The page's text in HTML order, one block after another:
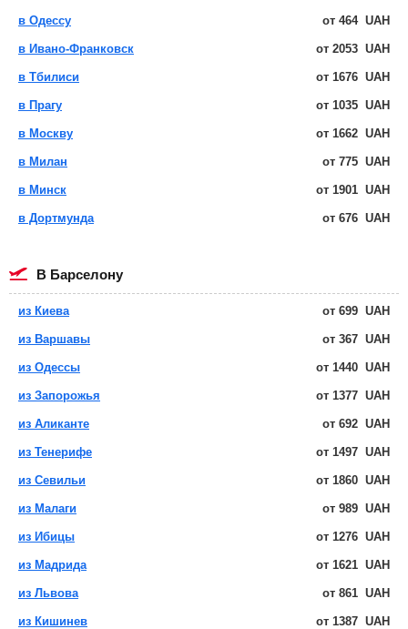
в Одессу от 464 UAH
в Ивано-Франковск от 2053 UAH
в Тбилиси от 1676 UAH
в Прагу от 1035 UAH
в Москву от 1662 UAH
в Милан от 775 UAH
в Минск от 1901 UAH
в Дортмунда от 676 UAH
в Барселону
из Киева от 699 UAH
из Варшавы от 367 UAH
из Одессы от 1440 UAH
из Запорожья от 1377 UAH
из Аликанте от 692 UAH
из Тенерифе от 1497 UAH
из Севильи от 1860 UAH
из Малаги от 989 UAH
из Ибицы от 1276 UAH
из Мадрида от 1621 UAH
из Львова от 861 UAH
из Кишинев от 1387 UAH